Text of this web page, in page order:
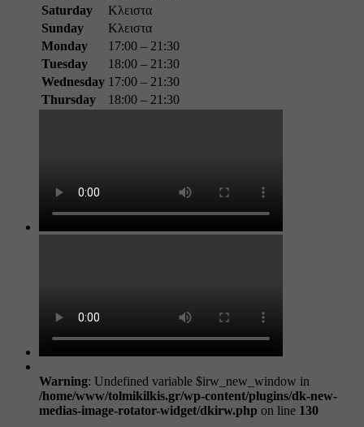
Saturday
Κλειστα
Sunday
Κλειστα
Monday
17:00 – 21:30
Tuesday
18:00 – 21:30
Wednesday 17:00 – 21:30
Thursday
18:00 – 21:30
Warning: Undefined variable $irw_new_window in
/home/www/tolmikilkis.gr/wp-content/plugins/dk-new-
medias-image-rotator-widget/dkirw.php on line 130